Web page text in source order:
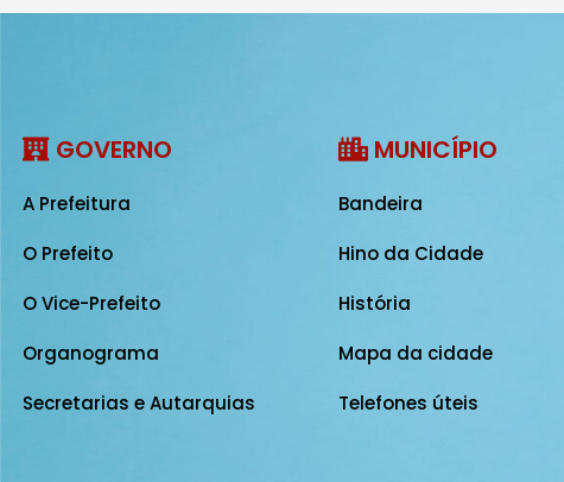
GOVERNO
A Prefeitura
O Prefeito
O Vice-Prefeito
Organograma
Secretarias e Autarquias
MUNICÍPIO
Bandeira
Hino da Cidade
História
Mapa da cidade
Telefones úteis